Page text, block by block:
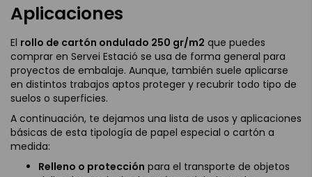
Aplicaciones
El rollo de cartón ondulado 250 gr/m2 que puedes
comprar en Servei Estació se usa de forma general para
proyectos de embalaje. Aunque, también suele aplicarse
en distintos trabajos aptos proteger y recubrir todo tipo de
suelos o superficies.
A continuación, te dejamos una lista de usos y aplicaciones
básicas de esta tipología de papel especial o cartón a
medida:
Relleno o protección para el transporte de objetos